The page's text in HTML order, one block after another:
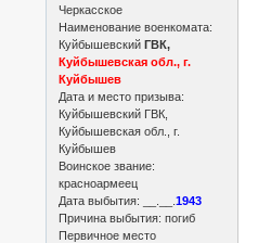
Черкасское
Наименование военкомата:
КуйбышевскийГВК,
Куйбышевская обл., г.
Куйбышев
Дата и место призыва:
Куйбышевский ГВК,
Куйбышевская обл., г.
Куйбышев
Воинское звание:
красноармеец
Дата выбытия: __.__.1943
Причина выбытия: погиб
Первичное место